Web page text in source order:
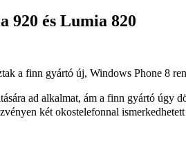
920 és Lumia 820
a finn gyártó új, Windows Phone 8
ad alkalmat, ám a finn gyártó úgy
két okostelefonnal